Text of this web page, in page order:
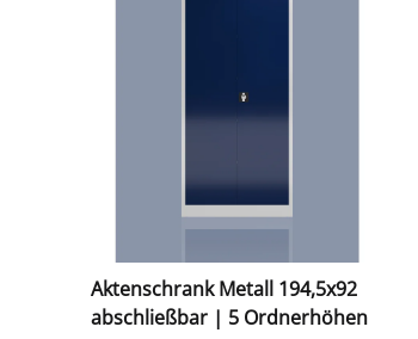
Aktenschrank Metall 194,5x92
abschließbar | 5 Ordnerhöhen